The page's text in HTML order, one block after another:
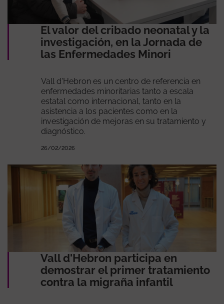
El valor del cribado neonatal y la
investigación, en la Jornada de
las Enfermedades Minori
Vall d'Hebron es un centro de referencia en
enfermedades minoritarias tanto a escala
estatal como internacional, tanto en la
asistencia a los pacientes como en la
investigación de mejoras en su tratamiento y
diagnóstico.
26/02/2026
Vall d'Hebron participa en
demostrar el primer tratamiento
contra la migraña infantil